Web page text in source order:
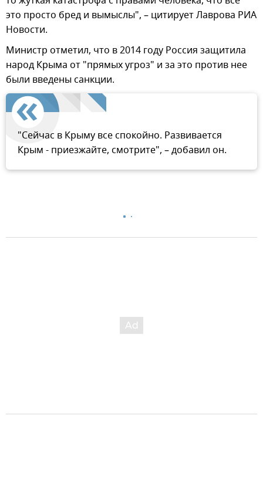
это просто бред и вымыслы", – цитирует Лаврова РИА
Новости.
Министр отметил, что в 2014 году Россия защитила
народ Крыма от "прямых угроз" и за это против нее
были введены санкции.
"Сейчас в Крыму все спокойно. Развивается
Крым - приезжайте, смотрите", – добавил он.